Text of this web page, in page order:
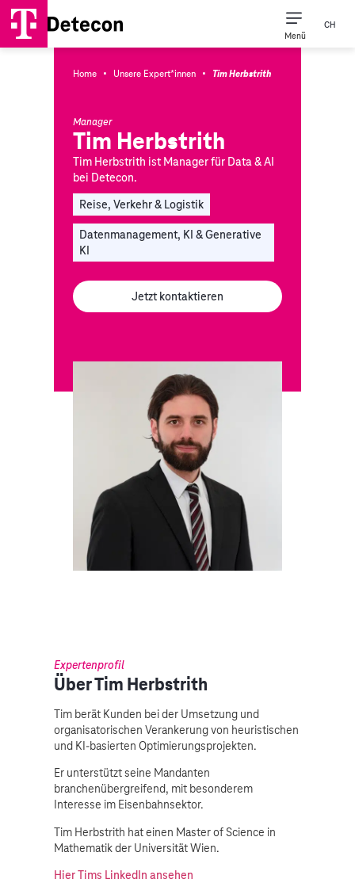
Menü
CH
Home · Unsere Expert*innen · Tim Herbstrith
Manager
Tim Herbstrith
Tim Herbstrith ist Manager für Data & AI
bei Detecon.
Reise, Verkehr & Logistik
Datenmanagement, KI & Generative
KI
Jetzt kontaktieren
Expertenprofil
Über Tim Herbstrith
Tim berät Kunden bei der Umsetzung und
organisatorischen Verankerung von heuristischen
und KI-basierten Optimierungsprojekten.
Er unterstützt seine Mandanten
branchenübergreifend, mit besonderem
Interesse im Eisenbahnsektor.
Tim Herbstrith hat einen Master of Science in
Mathematik der Universität Wien.
Hier Tims LinkedIn ansehen